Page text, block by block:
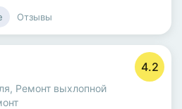
Отзывы
4.2
, Ремонт выхлопной